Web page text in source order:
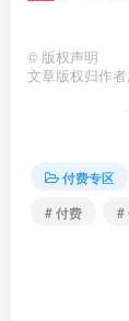
© 版权声明
文章版权归作者
付费专区
# 付费
#